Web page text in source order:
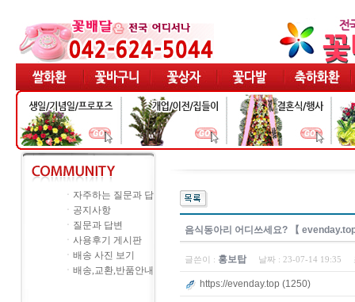
ㆍ 자주하는 질문과 답
ㆍ 공지사항
ㆍ 질문과 답변
ㆍ 사용후기 게시판
ㆍ 배송 사진 보기
ㆍ 배송,교환,반품안내
음­식­동­아­리 어디쓰세요? 【
글쓴이 : 홍보탑 날짜 : 23-07-14 19:35
https://evenday.top (1250)